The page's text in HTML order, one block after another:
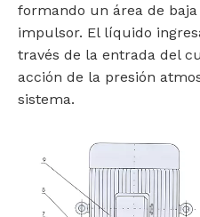
formando un área de
impulsor. El líquido
través de la entrada del
acción de la presión
sistema.